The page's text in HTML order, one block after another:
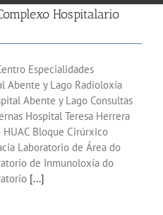
Hospitalario
Especialidades
Abente y Lago Radioloxía
Abente y Lago Consultas
Hospital Teresa Herrera
Bloque Cirúrxico
Laboratorio de Área do
de Inmunoloxía do
[...]